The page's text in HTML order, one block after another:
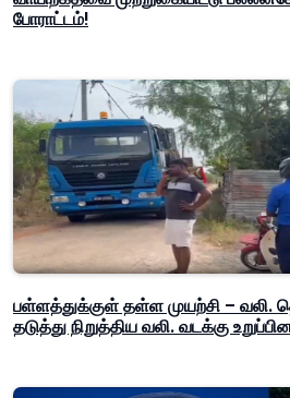
போராட்டம்!
பள்ளத்துக்குள் தள்ள முயற்சி – வலி.
தடுத்து நிறுத்திய வலி. வடக்கு